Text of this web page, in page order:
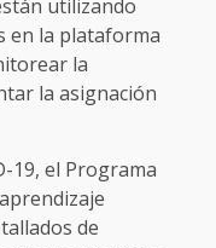
utilizando
en la plataforma
la
la asignación
19, el Programa
de